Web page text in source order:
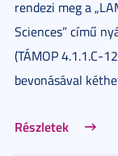
rendezi meg a
Sciences” című
(TÁMOP 4.1.1.C-
bevonásával
Részletek